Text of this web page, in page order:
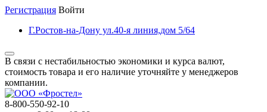
Регистрация Войти
Г.Ростов-на-Дону ул.40-я линия,дом 5/64
В связи с нестабильностью экономики и курса валют,
стоимость товара и его наличие уточняйте у менеджеров
компании.
8-800-550-92-10